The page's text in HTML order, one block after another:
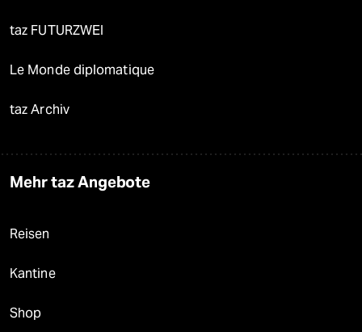
taz FUTURZWEI
Le Monde diplomatique
taz Archiv
Mehr taz Angebote
Reisen
Kantine
Shop